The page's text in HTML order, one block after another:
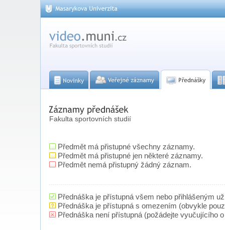
Fakulta sportovních studií
Předmět má přistupné všechny záznamy.
Předmět má přistupné jen některé záznamy.
Předmět nemá přistupný žádný záznam.
Přednáška je přístupná všem nebo přihlášeným
Přednáška je přístupná s omezením (obvykle
Přednáška není přístupná (požádejte vyučujícího